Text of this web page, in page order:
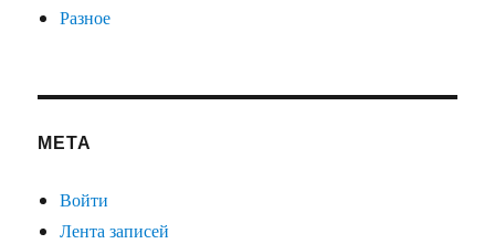
Разное
МЕТА
Войти
Лента записей